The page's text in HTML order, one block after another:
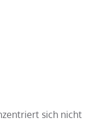
sich nicht